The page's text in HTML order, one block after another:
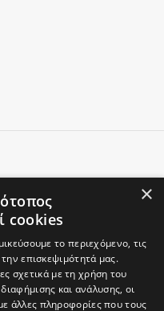
×
cookies
το περιεχόμενο, τις
επισκεψιμότητά μας.
σχετικά με τη χρήση του
και ανάλυσης, οι
άλλες πληροφορίες που τους